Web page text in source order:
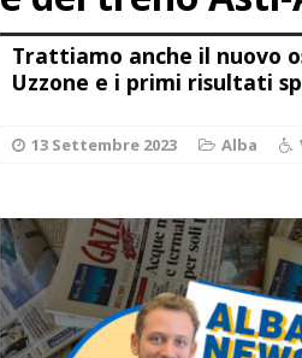
[ 7 Agosto 2026 ]
ALTRE NOTIZIE
[ 7 Agosto 2026
dello sferisterio
CULTURA
[ 7 Agosto 2026 ]
[ 8 Agosto 2026
ALBA
Trattiamo anche il nuovo
Uzzone e i primi risultati
13 Settembre 2023 Alba